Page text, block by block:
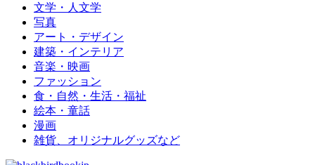
文学・人文学
写真
アート・デザイン
建築・インテリア
音楽・映画
ファッション
食・自然・生活・福祉
絵本・童話
漫画
雑貨、オリジナルグッズなど